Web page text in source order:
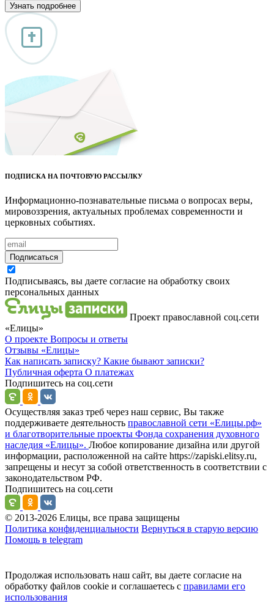
Узнать подробнее
ПОДПИСКА НА ПОЧТОВУЮ РАССЫЛКУ
Информационно-познавательные письма о вопросах веры,
мировоззрения, актуальных проблемах современности и
церковных событиях.
Подписаться
Подписываясь, вы даете согласие на обработку своих
персональных данных
Проект православной соц.сети
«Елицы»
О проекте Вопросы и ответы
Отзывы «Елицы»
Как написать записку? Какие бывают записки?
Публичная оферта О платежах
Подпишитесь на соц.сети
Осуществляя заказ треб через наш сервис, Вы также
поддерживаете деятельность православной сети «Елицы.рф»
и благотворительные проекты Фонда сохранения духовного
наследия «Елицы». Любое копирование дизайна или другой
информации, расположенной на сайте https://zapiski.elitsy.ru,
запрещены и несут за собой ответственность в соответствии с
законодательством РФ.
Подпишитесь на соц.сети
© 2013-2026 Елицы, все права защищены
Политика конфиденциальности Вернуться в старую версию
Помощь в telegram
Продолжая использовать наш сайт, вы даете согласие на
обработку файлов cookie и соглашаетесь с правилами его
использования